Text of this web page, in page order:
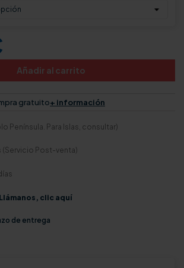
Añadir al carrito
gratuito+ información
Península. Para Islas, consultar)
(Servicio Post-venta)
Llámanos, clic aquí
de entrega